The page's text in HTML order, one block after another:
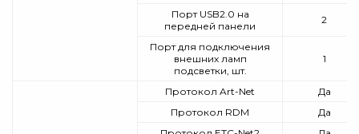
Порт USB2.0 на
передней панели
2
Порт для подключения
внешних ламп
подсветки, шт.
1
Протокол Art-Net
Да
Протокол RDM
Да